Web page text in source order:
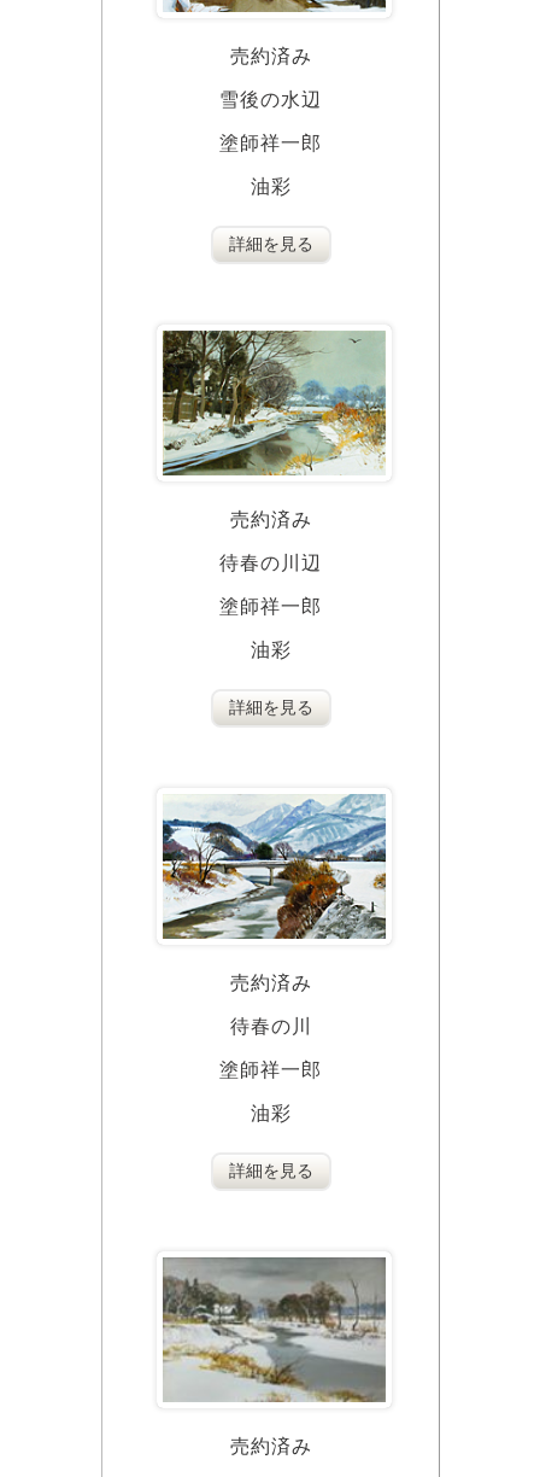
売約済み
雪後の水辺
塗師祥一郎
油彩
詳細を見る
売約済み
待春の川辺
塗師祥一郎
油彩
詳細を見る
売約済み
待春の川
塗師祥一郎
油彩
詳細を見る
売約済み